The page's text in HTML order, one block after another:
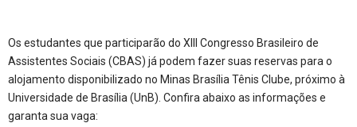
Os estudantes que participarão do XIII Congresso Brasileiro de
Assistentes Sociais (CBAS) já podem fazer suas reservas para o
alojamento disponibilizado no Minas Brasília Tênis Clube, próximo à
Universidade de Brasília (UnB). Confira abaixo as informações e
garanta sua vaga: